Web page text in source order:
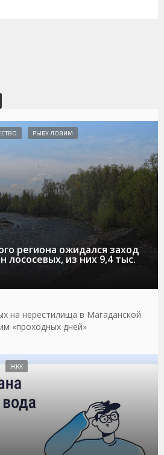
региона ожидался заход
лососевых, из них 9,4 тыс.
РЫБУ ЛОВИМ
на нерестилища в Магаданской
«проходных дней»
ЖКХ